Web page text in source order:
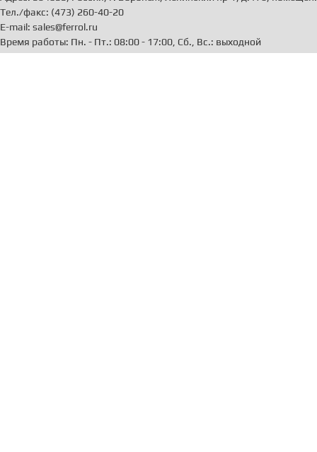
Тел./факс: (473) 260-40-20
E-mail: sales@ferrol.ru
Время работы: Пн. - Пт.: 08:00 - 17:00, Сб., Вс.: выходной